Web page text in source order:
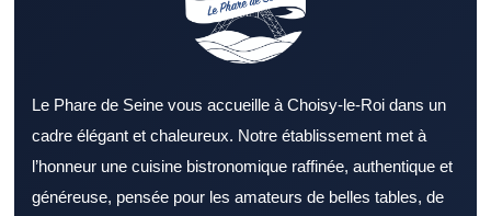
Le Phare de Seine vous accueille à Choisy-le-Roi dans un
cadre élégant et chaleureux. Notre établissement met à
l’honneur une cuisine bistronomique raffinée, authentique et
généreuse, pensée pour les amateurs de belles tables, de